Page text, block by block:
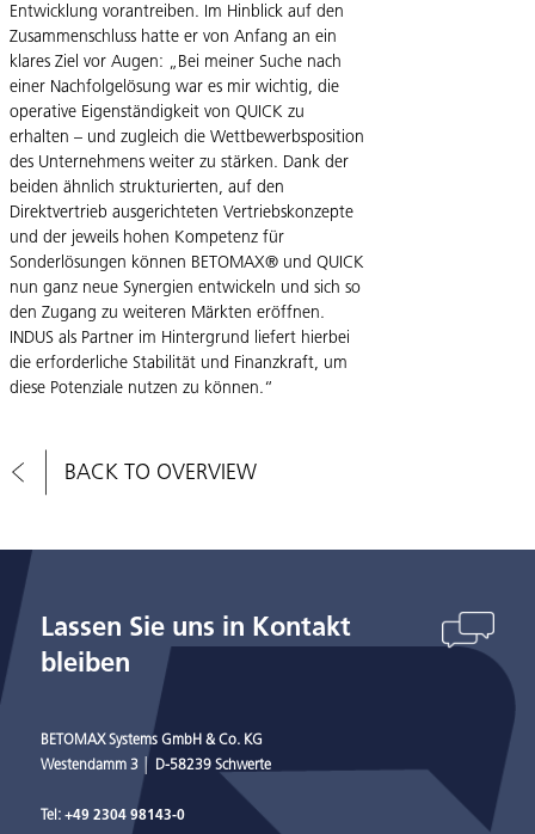
Entwicklung vorantreiben. Im Hinblick auf den
Zusammenschluss hatte er von Anfang an ein
klares Ziel vor Augen: „Bei meiner Suche nach
einer Nachfolgelösung war es mir wichtig, die
operative Eigenständigkeit von QUICK zu
erhalten – und zugleich die Wettbewerbsposition
des Unternehmens weiter zu stärken. Dank der
beiden ähnlich strukturierten, auf den
Direktvertrieb ausgerichteten Vertriebskonzepte
und der jeweils hohen Kompetenz für
Sonderlösungen können BETOMAX® und QUICK
nun ganz neue Synergien entwickeln und sich so
den Zugang zu weiteren Märkten eröffnen.
INDUS als Partner im Hintergrund liefert hierbei
die erforderliche Stabilität und Finanzkraft, um
diese Potenziale nutzen zu können.“
BACK TO OVERVIEW
Lassen Sie uns in Kontakt
bleiben
BETOMAX Systems GmbH & Co. KG
Westendamm 3 │ D-58239 Schwerte
Tel: +49 2304 98143-0